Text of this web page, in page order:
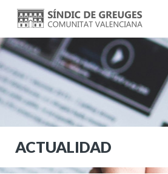
ACTUALIDAD